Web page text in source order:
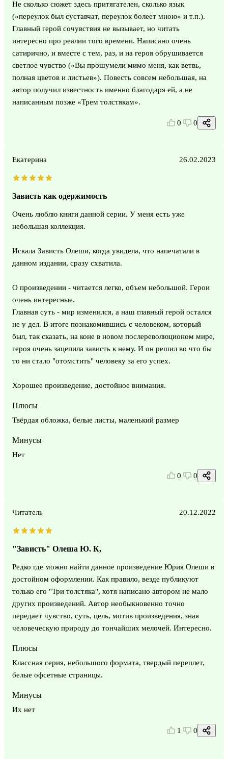
Не сколько сюжет здесь притягателен, сколько язык
(«переулок был суставчат, переулок болеет мною» и т.п.).
Главный герой сочувствия не вызывает, но читать
интересно про реалии того времени. Написано очень
сатирично, и вместе с тем, раз, и на героя обрушивается
светлое чувство («Вы прошумели мимо меня, как ветвь,
полная цветов и листьев»). Повесть совсем небольшая, на
автор получил известность именно благодаря ей, а не
написанным позже «Трем толстякам».
0 0
Екатерина 26.02.2023
Зависть как одержимость
Очень люблю книги данной серии. У меня есть уже
небольшая коллекция.
Искала Зависть Олеши, когда увидела, что напечатали в
данном издании, сразу схватила.
О произведении - читается легко, объем небольшой. Герои
очень интересные.
Главная суть - мир изменился, а наш главный герой остался
не у дел. В итоге познакомившись с человеком, который
был, так сказать, на коне в новом послереволюционом мире,
героя очень зацепила зависть к нему. И он решил во что бы
то ни стало "отомстить" человеку за его успех.
Хорошее произведение, достойное внимания.
Плюсы
Твёрдая обложка, белые листы, маленький размер
Минусы
Нет
0 0
Читатель 20.12.2022
"Зависть" Олеша Ю. К,
Редко где можно найти данное произведение Юрия Олеши в
достойном оформлении. Как правило, везде публикуют
только его "Три толстяка", хотя написано автором не мало
других произведений. Автор необыкновенно точно
передает чувство, суть, цель, мотив произведения, зная
человеческую природу до тончайших мелочей. Интересно.
Плюсы
Классная серия, небольшого формата, твердый переплет,
белые офсетные страницы.
Минусы
Их нет
1 0